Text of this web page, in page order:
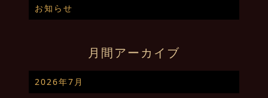
お知らせ
月間アーカイブ
2026年7月